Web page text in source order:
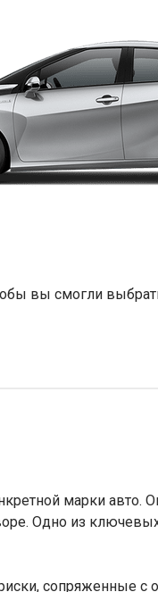
вы смогли
марки авто.
Одно из
сопряженные с